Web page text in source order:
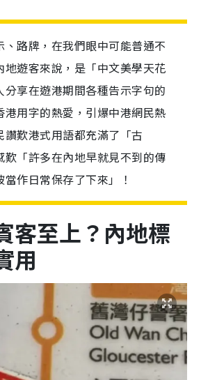
、路牌，在我們眼中可能普通不
地遊客來說，是「中文美學天花
分享在遊港期間各種告示字句的
港用字的熱愛，引爆中港網民熱
讚歎港式用語都充滿了「古
歎「許多在內地早就見不到的傳
作日常保存了下來」！
客至上？內地標
用